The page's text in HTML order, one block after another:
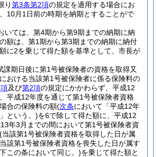
り第3条第2項の規定を適用する場合にお
10月1日前の時期を納期とすることがで
いては、第4期から第9期までの納期に納
額は、第1期から第3期までの納期に納付
に2を乗じて得た額を基準として、市長が
課期日後に第1号被保険者の資格を取得又
おける当該第1号被保険者に係る保険料の
及び第2項の規定にかかわらず、平成12
平成12年度を通じて第1号被保険者資格
合の保険料の額(次条において「平成12年
という。)を6で除して得た額に、平成12
年3月までの間において第1号被保険者資
(当該第1号被保険者資格を取得した日が属
該第1号被保険者資格を喪失した日が属す
この条において同じ。)を乗じて得た額と